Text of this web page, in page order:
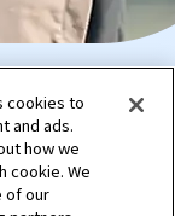
cookies to
and ads.
how we
cookie. We
of our